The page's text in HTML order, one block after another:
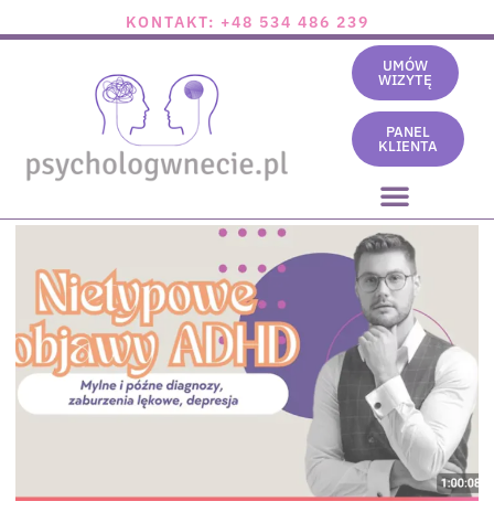
KONTAKT: +48 534 486 239
UMÓW
WIZYTĘ
PANEL
KLIENTA